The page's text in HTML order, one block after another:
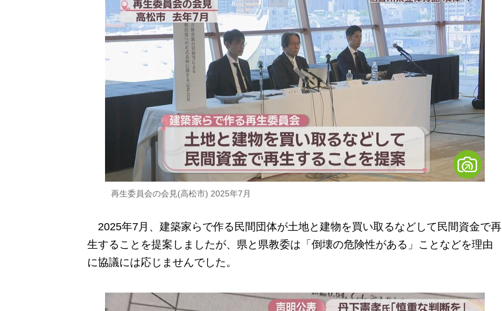
再生委員会の会見(高松市) 2025年7月
2025年7月、建築家らで作る民間団体が土地と建物を買い取るなどして民間資金で再
生することを提案しましたが、県と県教委は「倒壊の危険性がある」ことなどを理由
に協議には応じませんでした。